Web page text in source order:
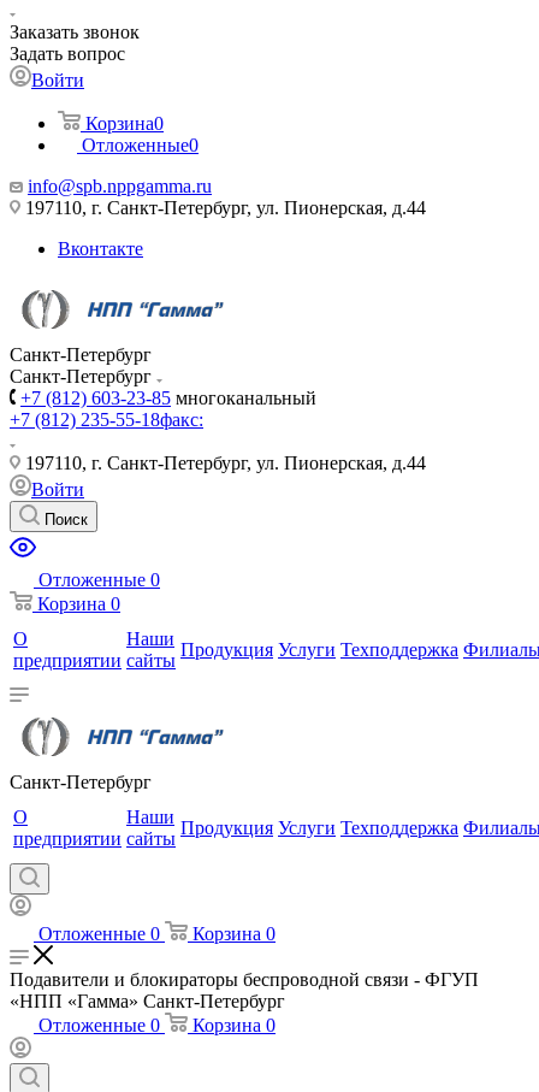
Заказать звонок
Задать вопрос
Войти
Корзина0
Отложенные0
info@spb.nppgamma.ru
197110, г. Санкт-Петербург, ул. Пионерская, д.44
Вконтакте
Санкт-Петербург
Санкт-Петербург
+7 (812) 603-23-85 многоканальный
+7 (812) 235-55-18факс:
197110, г. Санкт-Петербург, ул. Пионерская, д.44
Войти
Поиск
Отложенные 0
Корзина 0
О
предприятии
Наши
сайты
Продукция Услуги Техподдержка
Санкт-Петербург
О
предприятии
Наши
сайты
Продукция Услуги Техподдержка
Отложенные 0 Корзина 0
Подавители и блокираторы беспроводной связи - ФГУП
«НПП «Гамма» Санкт-Петербург
Отложенные 0 Корзина 0